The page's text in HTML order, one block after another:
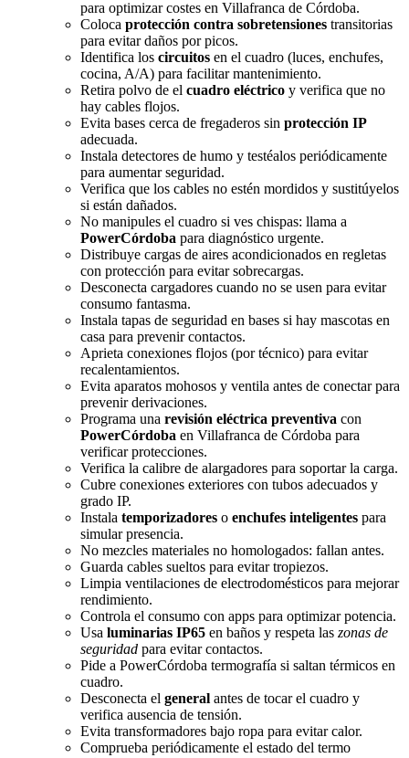
para optimizar costes en Villafranca de Córdoba.
Coloca protección contra sobretensiones transitorias
para evitar daños por picos.
Identifica los circuitos en el cuadro (luces, enchufes,
cocina, A/A) para facilitar mantenimiento.
Retira polvo de el cuadro eléctrico y verifica que no
hay cables flojos.
Evita bases cerca de fregaderos sin protección IP
adecuada.
Instala detectores de humo y testéalos periódicamente
para aumentar seguridad.
Verifica que los cables no estén mordidos y sustitúyelos
si están dañados.
No manipules el cuadro si ves chispas: llama a
PowerCórdoba para diagnóstico urgente.
Distribuye cargas de aires acondicionados en regletas
con protección para evitar sobrecargas.
Desconecta cargadores cuando no se usen para evitar
consumo fantasma.
Instala tapas de seguridad en bases si hay mascotas en
casa para prevenir contactos.
Aprieta conexiones flojos (por técnico) para evitar
recalentamientos.
Evita aparatos mohosos y ventila antes de conectar para
prevenir derivaciones.
Programa una revisión eléctrica preventiva con
PowerCórdoba en Villafranca de Córdoba para
verificar protecciones.
Verifica la calibre de alargadores para soportar la carga.
Cubre conexiones exteriores con tubos adecuados y
grado IP.
Instala temporizadores o enchufes inteligentes para
simular presencia.
No mezcles materiales no homologados: fallan antes.
Guarda cables sueltos para evitar tropiezos.
Limpia ventilaciones de electrodomésticos para mejorar
rendimiento.
Controla el consumo con apps para optimizar potencia.
Usa luminarias IP65 en baños y respeta las zonas de
seguridad para evitar contactos.
Pide a PowerCórdoba termografía si saltan térmicos en
cuadro.
Desconecta el general antes de tocar el cuadro y
verifica ausencia de tensión.
Evita transformadores bajo ropa para evitar calor.
Comprueba periódicamente el estado del termo